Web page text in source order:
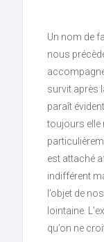
Un nom de
nous
survit après
paraît
toujours elle
est attaché
indifférent
l’objet de
lointaine.
qu’on ne